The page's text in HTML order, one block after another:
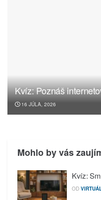
Kvíz: Poznáš
16 JÚLA, 2026
Mohlo by vás
Kvíz:
OD